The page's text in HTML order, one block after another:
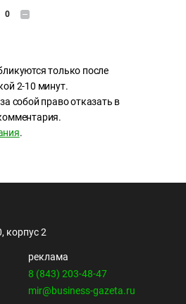
0
только после
2-10 минут.
собой право отказать в
.
корпус 2
реклама
8 (843) 203-48-47
mir@business-gazeta.ru